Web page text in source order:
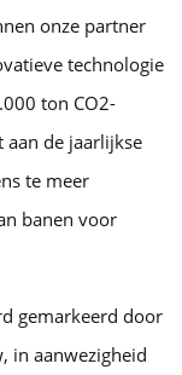
onze partner
technologie
ton CO2-
aan de jaarlijkse
te meer
banen voor
gemarkeerd door
in aanwezigheid